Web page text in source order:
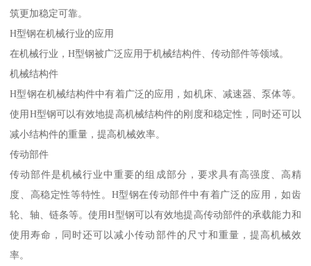
筑更加稳定可靠。
H型钢在机械行业的应用
在机械行业，H型钢被广泛应用于机械结构件、传动部件等领域。
机械结构件
H型钢在机械结构件中有着广泛的应用，如机床、减速器、泵体等。
使用H型钢可以有效地提高机械结构件的刚度和稳定性，同时还可以
减小结构件的重量，提高机械效率。
传动部件
传动部件是机械行业中重要的组成部分，要求具有高强度、高精
度、高稳定性等特性。H型钢在传动部件中有着广泛的应用，如齿
轮、轴、链条等。使用H型钢可以有效地提高传动部件的承载能力和
使用寿命，同时还可以减小传动部件的尺寸和重量，提高机械效
率。